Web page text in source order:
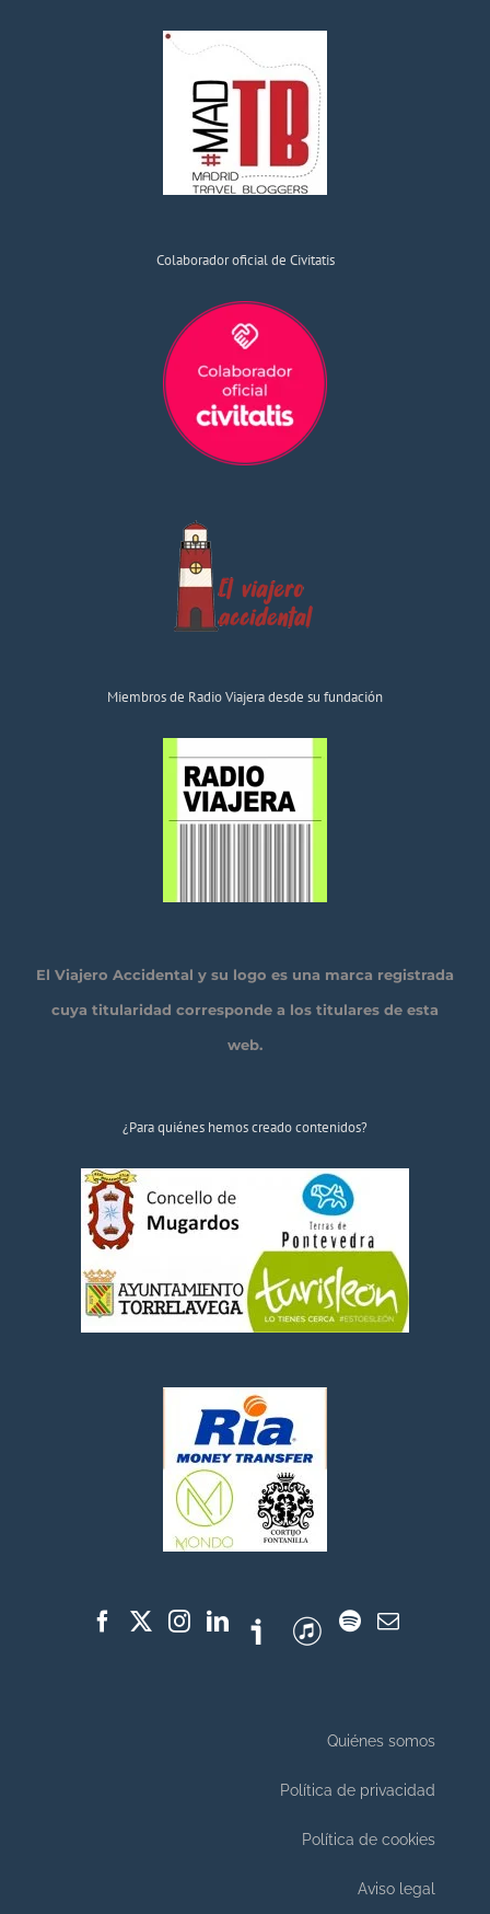
Colaborador oficial de Civitatis
Miembros de Radio Viajera desde su fundación
El Viajero Accidental y su logo es una marca registrada
cuya titularidad corresponde a los titulares de esta
web.
¿Para quiénes hemos creado contenidos?
Quiénes somos
Política de privacidad
Política de cookies
Aviso legal